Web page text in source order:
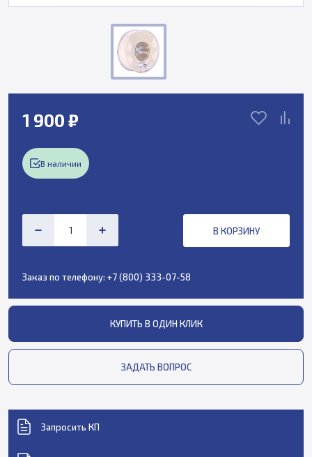
1 900 ₽
В наличии
В КОРЗИНУ
Заказ по телефону: +7 (800) 333-07-58
КУПИТЬ В ОДИН КЛИК
ЗАДАТЬ ВОПРОС
Запросить КП